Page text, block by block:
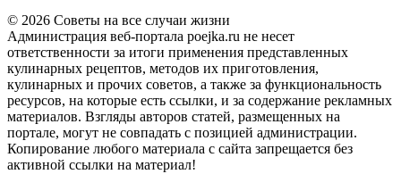
© 2026 Советы на все случаи жизни
Администрация веб-портала poejka.ru не несет
ответственности за итоги применения представленных
кулинарных рецептов, методов их приготовления,
кулинарных и прочих советов, а также за функциональность
ресурсов, на которые есть ссылки, и за содержание рекламных
материалов. Взгляды авторов статей, размещенных на
портале, могут не совпадать с позицией администрации.
Копирование любого материала с сайта запрещается без
активной ссылки на материал!